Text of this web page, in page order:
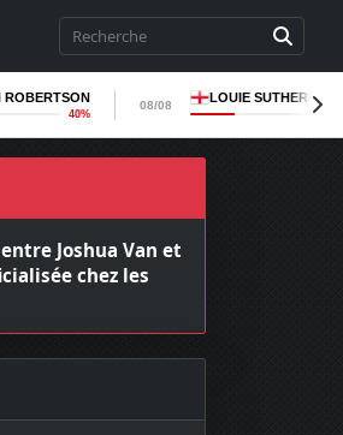
ROBERTSON
40%
08/08
LOUIE
Joshua Van et
chez les